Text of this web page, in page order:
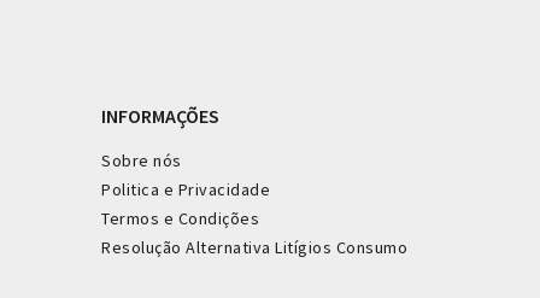
INFORMAÇÕES
Sobre nós
Politica e Privacidade
Termos e Condições
Resolução Alternativa Litígios Consumo